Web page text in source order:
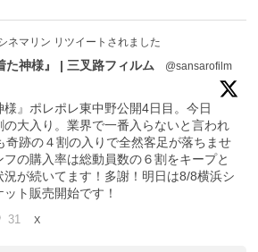
ネマリン リツイートされました
た神様』 | 三叉路フィルム
@sansarofilm
様』ポレポレ東中野公開4日目。今日
の大入り。業界で一番入らないと言われ
奇跡の４割の入りで全然客足が落ちませ
フの購入率は総動員数の６割をキープと
況が続いてます！多謝！明日は8/8横浜シ
ト販売開始です！
31 X